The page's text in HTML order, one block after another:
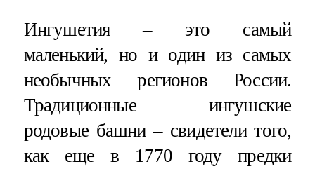
Ингушетия – это самый
маленький, но и один из самых
необычных регионов России.
Традиционные ингушские
родовые башни – свидетели того,
как еще в 1770 году предки